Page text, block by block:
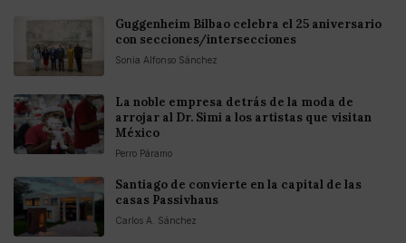
Guggenheim Bilbao celebra el 25 aniversario
con secciones/intersecciones
Sonia Alfonso Sánchez
La noble empresa detrás de la moda de
arrojar al Dr. Simi a los artistas que visitan
México
Perro Páramo
Santiago de convierte en la capital de las
casas Passivhaus
Carlos A. Sánchez